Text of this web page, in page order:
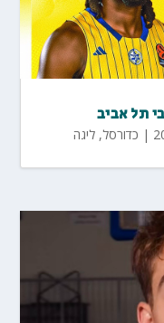
תל אביב
| כדורסל,ליגה